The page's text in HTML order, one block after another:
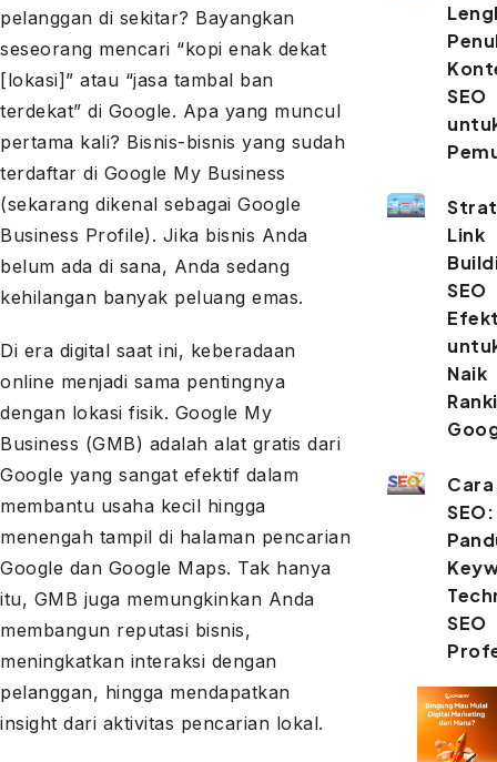
pelanggan di sekitar? Bayangkan
seseorang mencari “kopi enak dekat
[lokasi]” atau “jasa tambal ban
terdekat” di Google. Apa yang muncul
pertama kali? Bisnis-bisnis yang sudah
terdaftar di Google My Business
(sekarang dikenal sebagai Google
Business Profile). Jika bisnis Anda
belum ada di sana, Anda sedang
kehilangan banyak peluang emas.
Di era digital saat ini, keberadaan
online menjadi sama pentingnya
dengan lokasi fisik. Google My
Business (GMB) adalah alat gratis dari
Google yang sangat efektif dalam
membantu usaha kecil hingga
menengah tampil di halaman pencarian
Google dan Google Maps. Tak hanya
itu, GMB juga memungkinkan Anda
membangun reputasi bisnis,
meningkatkan interaksi dengan
pelanggan, hingga mendapatkan
insight dari aktivitas pencarian lokal.
SEO
Link
SEO
Naik
SEO:
SEO